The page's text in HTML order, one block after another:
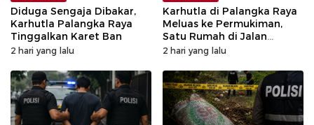
Diduga Sengaja Dibakar,
Karhutla Palangka Raya
Tinggalkan Karet Ban
2 hari yang lalu
Karhutla di Palangka Raya
Meluas ke Permukiman,
Satu Rumah di Jalan
Kalibata Hangus Terbakar
2 hari yang lalu